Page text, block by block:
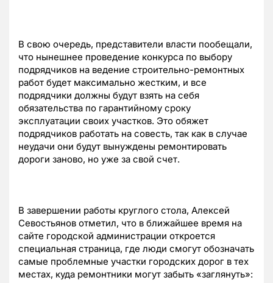
В свою очередь, представители власти пообещали,
что нынешнее проведение конкурса по выбору
подрядчиков на ведение строительно-ремонтных
работ будет максимально жестким, и все
подрядчики должны будут взять на себя
обязательства по гарантийному сроку
эксплуатации своих участков. Это обяжет
подрядчиков работать на совесть, так как в случае
неудачи они будут вынуждены ремонтировать
дороги заново, но уже за свой счет.
В завершении работы круглого стола, Алексей
Севостьянов отметил, что в ближайшее время на
сайте городской администрации откроется
специальная страница, где люди смогут обозначать
самые проблемные участки городских дорог в тех
местах, куда ремонтники могут забыть «заглянуть»: